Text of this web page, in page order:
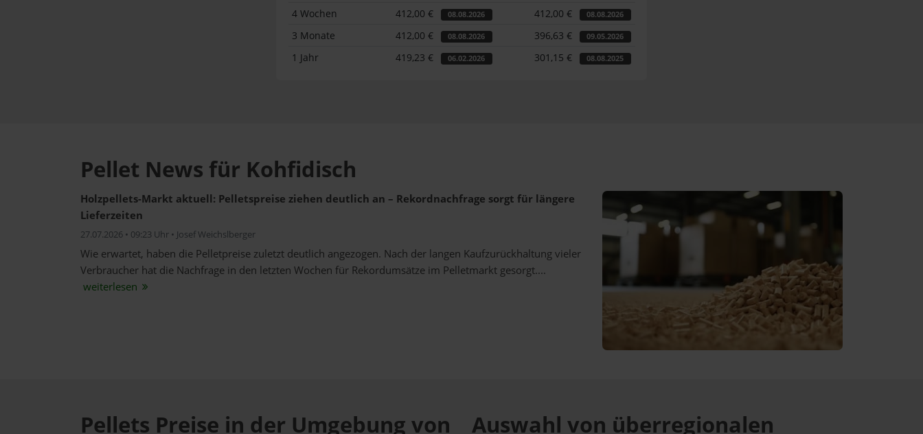
4 Wochen
412,00 € 08.08.2026 412,00 € 08.08.2026
3 Monate 412,00 € 08.08.2026 396,63 € 09.05.2026
1 Jahr 419,23 € 06.02.2026 301,15 € 08.08.2025
Pellet News für Kohfidisch
Holzpellets-Markt aktuell: Pelletspreise ziehen deutlich an – Rekordnachfrage sorgt für längere
Lieferzeiten
27.07.2026 • 09:23 Uhr • Josef Weichslberger
Wie erwartet, haben die Pelletpreise zuletzt deutlich angezogen. Nach der langen Kaufzurückhaltung vieler
Verbraucher hat die Nachfrage in den letzten Wochen für Rekordumsätze im Pelletmarkt gesorgt....
weiterlesen
Pellets Preise in der Umgebung von Auswahl von überregionalen